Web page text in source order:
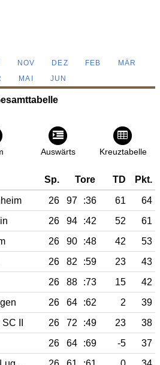
NOV DEZ FEB
MÄR
MAI JUN
Auswärts Kreuztabelle
Sp. Tore TD Pkt.
26 97 :36 61
64
26 94 :42 52
61
26 90 :48 42
53
26 82 :59 23
43
26 88 :73 15
42
26 64 :62 2
39
II 26 72 :49 23
38
26 64 :69 -5
37